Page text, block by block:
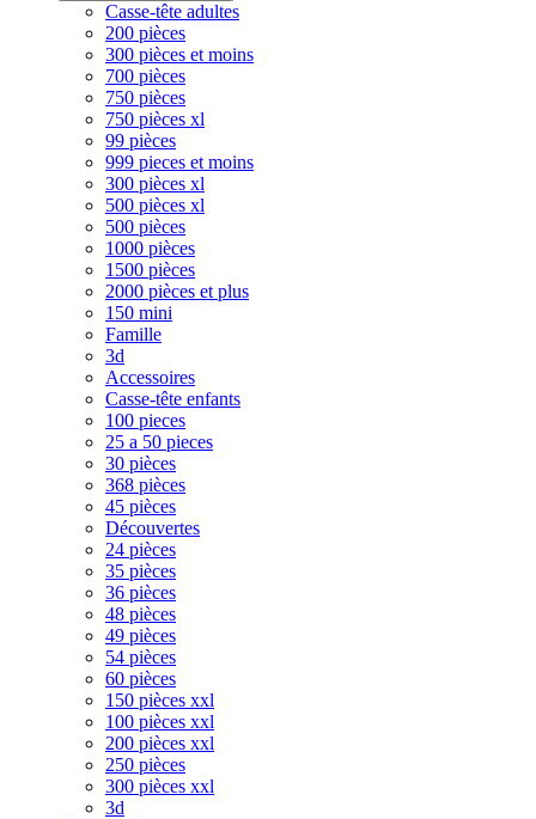
Casse-tête adultes
200 pièces
300 pièces et moins
700 pièces
750 pièces
750 pièces xl
99 pièces
999 pieces et moins
300 pièces xl
500 pièces xl
500 pièces
1000 pièces
1500 pièces
2000 pièces et plus
150 mini
Famille
3d
Accessoires
Casse-tête enfants
100 pieces
25 a 50 pieces
30 pièces
368 pièces
45 pièces
Découvertes
24 pièces
35 pièces
36 pièces
48 pièces
49 pièces
54 pièces
60 pièces
150 pièces xxl
100 pièces xxl
200 pièces xxl
250 pièces
300 pièces xxl
3d